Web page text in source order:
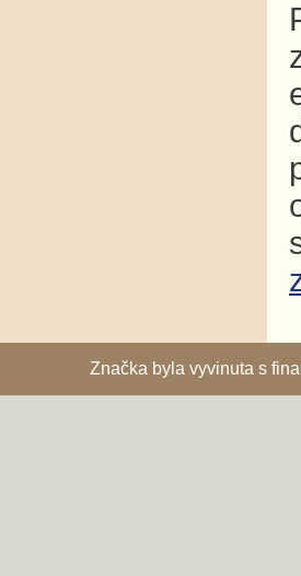
Značka byla vyvinuta s